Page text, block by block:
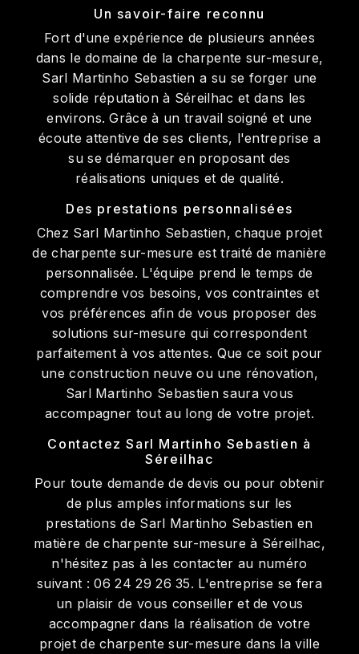
Un savoir-faire reconnu
Fort d'une expérience de plusieurs années
dans le domaine de la charpente sur-mesure,
Sarl Martinho Sebastien a su se forger une
solide réputation à Séreilhac et dans les
environs. Grâce à un travail soigné et une
écoute attentive de ses clients, l'entreprise a
su se démarquer en proposant des
réalisations uniques et de qualité.
Des prestations personnalisées
Chez Sarl Martinho Sebastien, chaque projet
de charpente sur-mesure est traité de manière
personnalisée. L'équipe prend le temps de
comprendre vos besoins, vos contraintes et
vos préférences afin de vous proposer des
solutions sur-mesure qui correspondent
parfaitement à vos attentes. Que ce soit pour
une construction neuve ou une rénovation,
Sarl Martinho Sebastien saura vous
accompagner tout au long de votre projet.
Contactez Sarl Martinho Sebastien à
Séreilhac
Pour toute demande de devis ou pour obtenir
de plus amples informations sur les
prestations de Sarl Martinho Sebastien en
matière de charpente sur-mesure à Séreilhac,
n'hésitez pas à les contacter au numéro
suivant : 06 24 29 26 35. L'entreprise se fera
un plaisir de vous conseiller et de vous
accompagner dans la réalisation de votre
projet de charpente sur-mesure dans la ville